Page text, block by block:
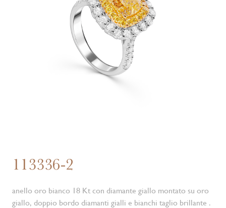
113336-2
anello oro bianco 18 Kt con diamante giallo montato su oro
giallo, doppio bordo diamanti gialli e bianchi taglio brillante .